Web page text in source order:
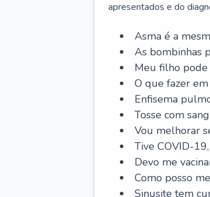
apresentados e do
Asma é a
As bombinhas
Meu filho pode
O que fazer
Enfisema
Tosse com
Vou melhorar
Tive COVID-
Devo me
Como posso
Sinusite tem